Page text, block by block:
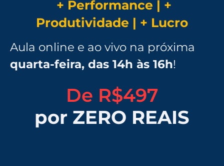
+ Performance | +
Produtividade | + Lucro
Aula online e ao vivo na próxima
quarta-feira, das 14h às 16h!
De R$497
por ZERO REAIS